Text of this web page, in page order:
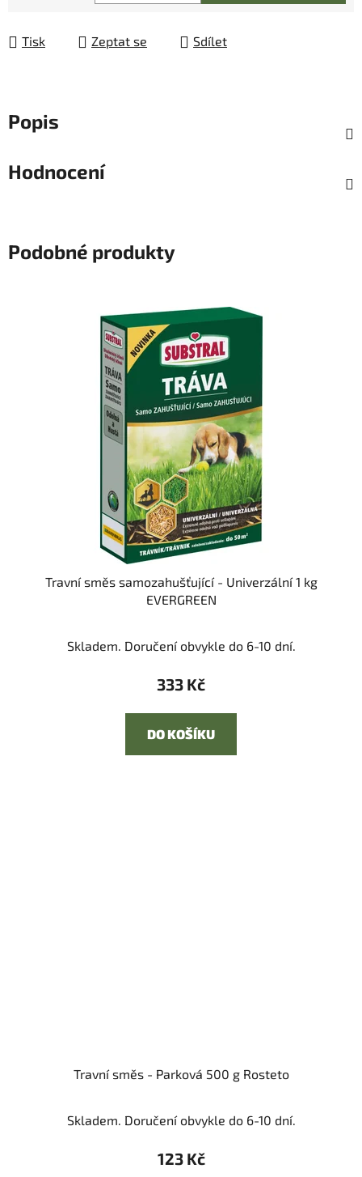
Tisk Zeptat se Sdílet
Popis
Hodnocení
Podobné produkty
Travní směs samozahušťující - Univerzální 1 kg
EVERGREEN
Skladem. Doručení obvykle do 6-10 dní.
333 Kč
DO KOŠÍKU
Travní směs - Parková 500 g Rosteto
Skladem. Doručení obvykle do 6-10 dní.
123 Kč